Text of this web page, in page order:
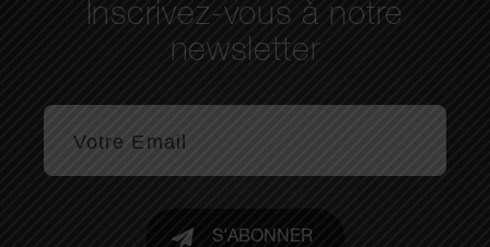
Inscrivez-vous à notre
newsletter
S'ABONNER